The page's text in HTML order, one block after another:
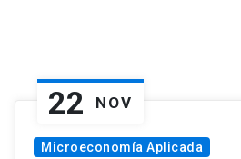
22 NOV
Microeconomía Aplicada